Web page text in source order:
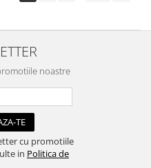
noastre
cu promotiile
in Politica de